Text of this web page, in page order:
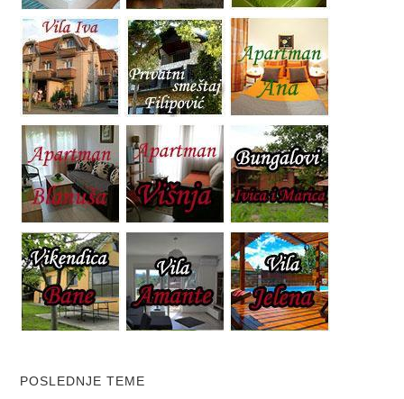
POSLEDNJE TEME